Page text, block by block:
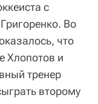
с
Во
что
Хлопотов и
тренер
второму